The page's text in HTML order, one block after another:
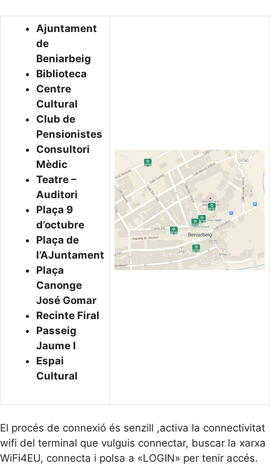
Ajuntament
de
Beniarbeig
Biblioteca
Centre
Cultural
Club de
Pensionistes
Consultori
Mèdic
Teatre –
Auditori
Plaça 9
d’octubre
Plaça de
l’AJuntament
Plaça
Canonge
José Gomar
Recinte Firal
Passeig
Jaume I
Espai
Cultural
El procés de connexió és senzill ,activa la connectivitat
wifi del terminal que vulguis connectar, buscar la xarxa
WiFi4EU, connecta i polsa a «LOGIN» per tenir accés.